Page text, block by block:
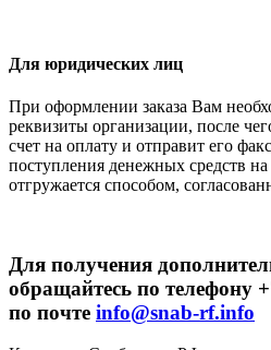
Для юридических лиц
При оформлении заказа Вам
реквизиты организации, после
счет на оплату и отправит его
поступления денежных средств
отгружается способом,
Для получения
обращайтесь по телефону
по почте info@snab-rf.info